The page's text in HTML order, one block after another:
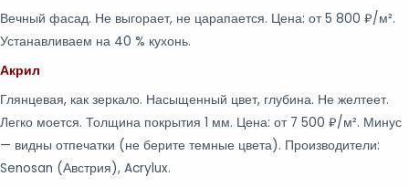
Вечный фасад. Не выгорает, не царапается. Цена: от 5 800 ₽/м².
Устанавливаем на 40 % кухонь.
Акрил
Глянцевая, как зеркало. Насыщенный цвет, глубина. Не желтеет.
Легко моется. Толщина покрытия 1 мм. Цена: от 7 500 ₽/м². Минус
— видны отпечатки (не берите темные цвета). Производители:
Senosan (Австрия), Acrylux.